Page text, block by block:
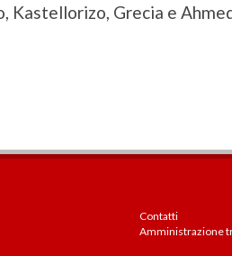
Grecia e
Contatti
Amministrazione